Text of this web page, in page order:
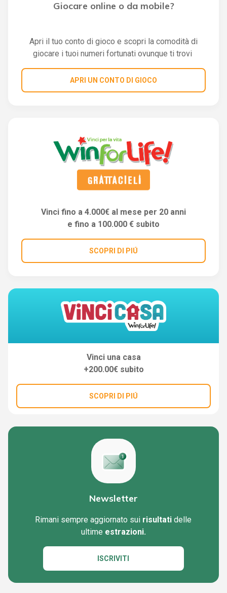
Giocare online o da mobile?
Apri il tuo conto di gioco e scopri la comodità di
giocare i tuoi numeri fortunati ovunque ti trovi
APRI UN CONTO DI GIOCO
Vinci fino a 4.000€ al mese per 20 anni
e fino a 100.000 € subito
SCOPRI DI PIÚ
Vinci una casa
+200.00€ subito
SCOPRI DI PIÚ
Newsletter
Rimani sempre aggiornato sui risultati delle
ultime estrazioni.
ISCRIVITI